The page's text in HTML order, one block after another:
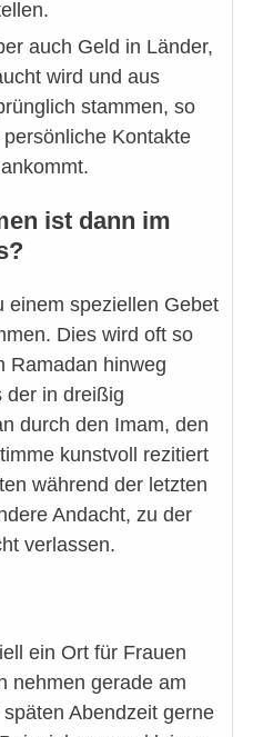
auch Geld in Länder,
wird und aus
stammen, so
Kontakte
ist dann im
einem speziellen Gebet
Dies wird oft so
Ramadan hinweg
der in dreißig
durch den Imam, den
kunstvoll rezitiert
während der letzten
Andacht, zu der
verlassen.
ein Ort für Frauen
nehmen gerade am
Abendzeit gerne